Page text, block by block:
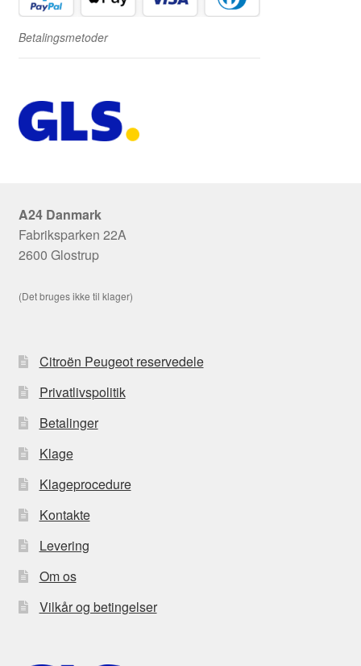
Betalingsmetoder
A24 Danmark
Fabriksparken 22A
2600 Glostrup
(Det bruges ikke til klager)
Citroën Peugeot reservedele
Privatlivspolitik
Betalinger
Klage
Klageprocedure
Kontakte
Levering
Om os
Vilkår og betingelser